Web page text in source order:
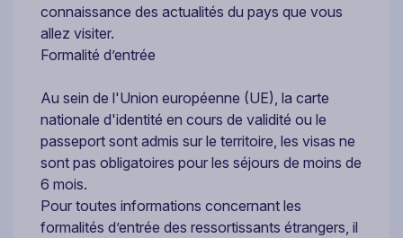
connaissance des actualités du pays que vous
allez visiter.
Formalité d’entrée
Au sein de l'Union européenne (UE), la carte
nationale d'identité en cours de validité ou le
passeport sont admis sur le territoire, les visas ne
sont pas obligatoires pour les séjours de moins de
6 mois.
Pour toutes informations concernant les
formalités d’entrée des ressortissants étrangers, il